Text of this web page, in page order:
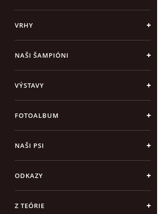
VRHY
NAŠI ŠAMPIÓNI
VÝSTAVY
FOTOALBUM
NAŠI PSI
ODKAZY
Z TEÓRIE